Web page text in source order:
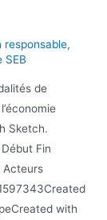
responsable,
SEB
de
Sketch.
Fin
Acteurs
with